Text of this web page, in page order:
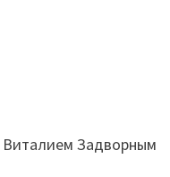
Виталием Задворным